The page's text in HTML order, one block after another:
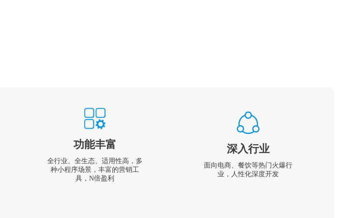
功能丰富
全行业、全生态、适用性高，多
种小程序场景，丰富的营销工
具，N倍盈利
深入行业
面向电商、餐饮等热门火爆行
业，人性化深度开发